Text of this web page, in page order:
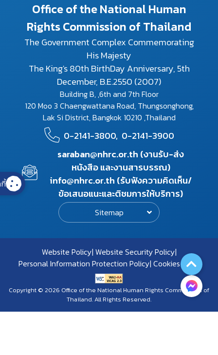
Office of the National Human
Rights Commission of Thailand
The Government Complex Commemorating
His Majesty
The King's 80th BirthDay Anniversary, 5th
December, B.E.2550 (2007)
Building B, ,6th and 7th Floor
120 Moo 3 Chaengwattana Road, Thungsonghong,
Lak Si District, Bangkok 10210 ,Thailand
0-2141-3800, 0-2141-3900
saraban@nhrc.or.th (งานรับ-ส่ง
หนังสือ และงานสารบรรณ)
info@nhrc.or.th (รับฟังความคิดเห็น/
ข้อเสนอแนะและติชมการให้บริการ)
Sitemap
Website Policy Website Security Policy
Personal Information Protection Policy Cookies Policy
Copyright © 2026 Office of the National Human Rights Commission of
Thailand. All Rights Reserved.